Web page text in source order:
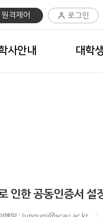
원격제어 로그인
사안내 대학
인한 공동인증서 설